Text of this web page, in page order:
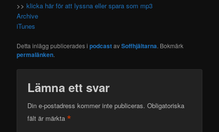
>>klicka här för att lyssna eller spara som mp3
Archive
iTunes
Detta inlägg publicerades ipodcastavSoffhjältarna. Bokmärk
permalänken.
Lämna ett svar
Din e-postadress kommer inte publiceras. Obligatoriska
fält är märkta*